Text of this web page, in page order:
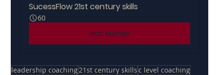
SucessFlow 21st century skills
60
Jetzt buchen
leadership coaching21st century skillsc level coaching